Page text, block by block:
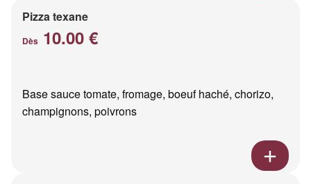
Pizza texane
Dès 10.00 €
Base sauce tomate, fromage, boeuf haché, chorizo,
champignons, poivrons